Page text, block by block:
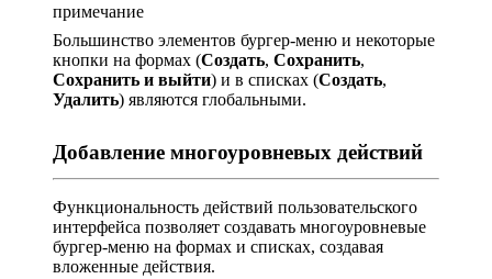
примечание
Большинство элементов бургер-меню и некоторые
кнопки на формах (Создать, Сохранить,
Сохранить и выйти) и в списках (Создать,
Удалить) являются глобальными.
Добавление многоуровневых действий
Функциональность действий пользовательского
интерфейса позволяет создавать многоуровневые
бургер-меню на формах и списках, создавая
вложенные действия.